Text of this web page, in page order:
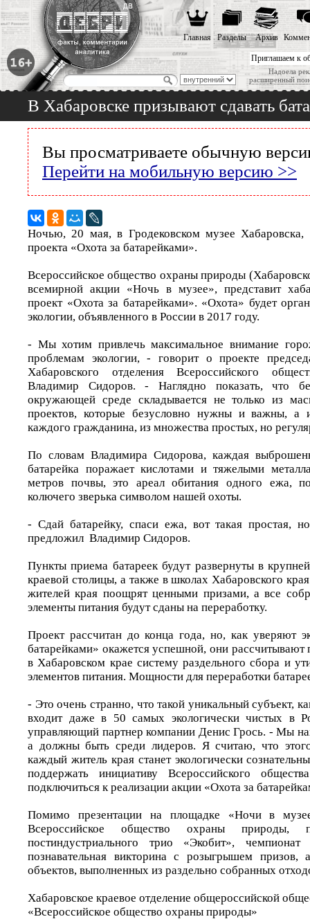
Приглашаем к
Надоела
расширенный
Главная Разделы Архив
В Хабаровске призывают сдавать
Вы просматриваете обычную
Перейти на мобильную версию >>
Ночью, 20 мая, в Гродековском музее Хабаровска,
проекта «Охота за батарейками».
Всероссийское общество охраны природы
всемирной акции «Ночь в музее», представит
проект «Охота за батарейками». «Охота» будет
экологии, объявленного в России в 2017 году.
- Мы хотим привлечь максимальное внимание
проблемам экологии, - говорит о проекте
Хабаровского отделения Всероссийского
Владимир Сидоров. - Наглядно показать, что
окружающей среде складывается не только из
проектов, которые безусловно нужны и важны, а
каждого гражданина, из множества простых, но
По словам Владимира Сидорова, каждая
батарейка поражает кислотами и тяжелыми
метров почвы, это ареал обитания одного ежа,
колючего зверька символом нашей охоты.
- Сдай батарейку, спаси ежа, вот такая простая,
предложил Владимир Сидоров.
Пункты приема батареек будут развернуты в
краевой столицы, а также в школах Хабаровского
жителей края поощрят ценными призами, а все
элементы питания будут сданы на переработку.
Проект рассчитан до конца года, но, как уверяют
батарейками» окажется успешной, они рассчитывают
в Хабаровском крае систему раздельного сбора и
элементов питания. Мощности для переработки
- Это очень странно, что такой уникальный субъект,
входит даже в 50 самых экологически чистых в
управляющий партнер компании Денис Грось. - Мы
а должны быть среди лидеров. Я считаю, что
каждый житель края станет экологически
поддержать инициативу Всероссийского
подключиться к реализации акции «Охота за
Помимо презентации на площадке «Ночи в
Всероссийское общество охраны природы,
постиндустриального трио «Экобит»,
познавательная викторина с розыгрышем призов,
объектов, выполненных из раздельно собранных
Хабаровское краевое отделение общероссийской
«Всероссийское общество охраны природы»